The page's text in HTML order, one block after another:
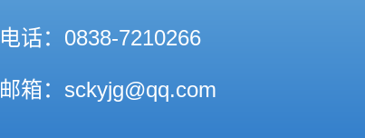
电话：0838-7210266
邮箱：sckyjg@qq.com